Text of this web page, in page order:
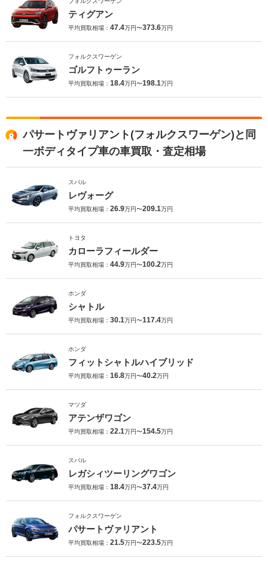
ティグアン
平均買取相場： 47.4万円〜373.6万円
フォルクスワーゲン
ゴルフトゥーラン
平均買取相場： 18.4万円〜198.1万円
パサートヴァリアント(フォルクスワーゲン)と同
一ボディタイプ車の車買取・査定相場
スバル
レヴォーグ
平均買取相場： 26.9万円〜209.1万円
トヨタ
カローラフィールダー
平均買取相場： 44.9万円〜100.2万円
ホンダ
シャトル
平均買取相場： 30.1万円〜117.4万円
ホンダ
フィットシャトルハイブリッド
平均買取相場： 16.8万円〜40.2万円
マツダ
アテンザワゴン
平均買取相場： 22.1万円〜154.5万円
スバル
レガシィツーリングワゴン
平均買取相場： 18.4万円〜37.4万円
フォルクスワーゲン
パサートヴァリアント
平均買取相場： 21.5万円〜223.5万円